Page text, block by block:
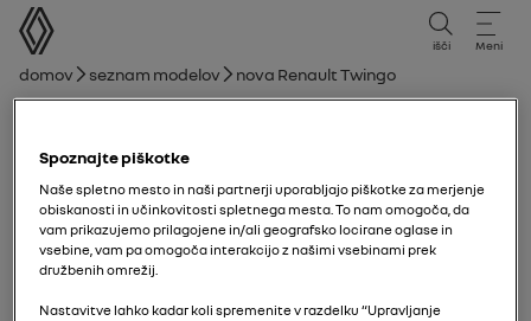
uporabniški priročnik
išči Meni
Drobtina
Domov Seznam modelov nova Renault Twingo
Raziskaj Navodilo Svetila za opozorilo vodnik v PDF
Spoznajte piškotke
Naše spletno mesto in naši partnerji uporabljajo piškotke za merjenje
obiskanosti in učinkovitosti spletnega mesta. To nam omogoča, da
vam prikazujemo prilagojene in/ali geografsko locirane oglase in
vsebine, vam pa omogoča interakcijo z našimi vsebinami prek
družbenih omrežij.
Nastavitve lahko kadar koli spremenite v razdelku “Upravljanje